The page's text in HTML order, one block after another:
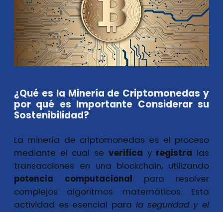
¿Qué es la Minería de Criptomonedas y
por qué es Importante Considerar su
Sostenibilidad?
La minería de criptomonedas es el proceso
mediante el cual se verifica y registra las
transacciones en una blockchain, utilizando
potencia computacional para resolver
complejos algoritmos matemáticos. Esta
actividad es esencial para la seguridad y el